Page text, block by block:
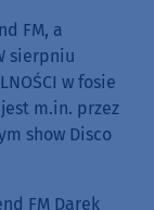
FM, a
sierpniu
w fosie
m.in. przez
show Disco
FM Darek